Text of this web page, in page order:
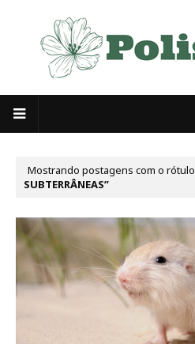
Mostrando postagens com o rótulo
SUBTERRÂNEAS